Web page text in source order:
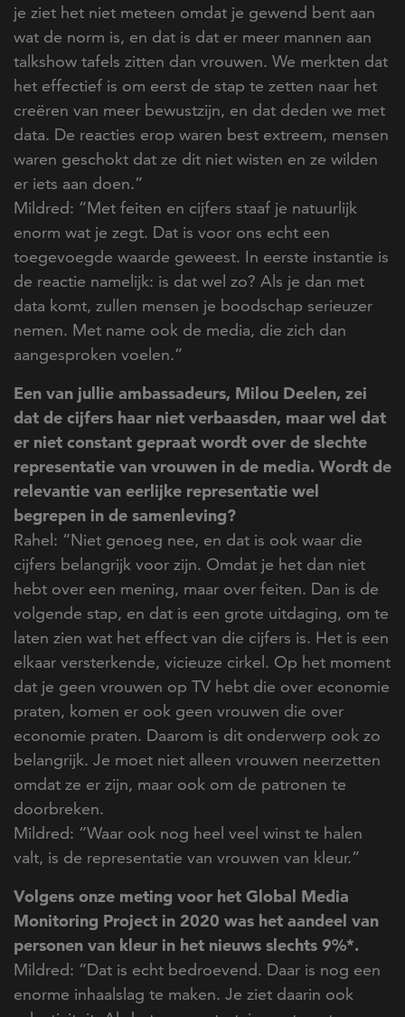
je ziet het niet meteen omdat je gewend bent aan
wat de norm is, en dat is dat er meer mannen aan
talkshow tafels zitten dan vrouwen. We merkten dat
het effectief is om eerst de stap te zetten naar het
creëren van meer bewustzijn, en dat deden we met
data. De reacties erop waren best extreem, mensen
waren geschokt dat ze dit niet wisten en ze wilden
er iets aan doen.”
Mildred: “Met feiten en cijfers staaf je natuurlijk
enorm wat je zegt. Dat is voor ons echt een
toegevoegde waarde geweest. In eerste instantie is
de reactie namelijk: is dat wel zo? Als je dan met
data komt, zullen mensen je boodschap serieuzer
nemen. Met name ook de media, die zich dan
aangesproken voelen.”
Een van jullie ambassadeurs, Milou Deelen, zei
dat de cijfers haar niet verbaasden, maar wel dat
er niet constant gepraat wordt over de slechte
representatie van vrouwen in de media. Wordt de
relevantie van eerlijke representatie wel
begrepen in de samenleving?
Rahel: “Niet genoeg nee, en dat is ook waar die
cijfers belangrijk voor zijn. Omdat je het dan niet
hebt over een mening, maar over feiten. Dan is de
volgende stap, en dat is een grote uitdaging, om te
laten zien wat het effect van die cijfers is. Het is een
elkaar versterkende, vicieuze cirkel. Op het moment
dat je geen vrouwen op TV hebt die over economie
praten, komen er ook geen vrouwen die over
economie praten. Daarom is dit onderwerp ook zo
belangrijk. Je moet niet alleen vrouwen neerzetten
omdat ze er zijn, maar ook om de patronen te
doorbreken.
Mildred: “Waar ook nog heel veel winst te halen
valt, is de representatie van vrouwen van kleur.”
Volgens onze meting voor het Global Media
Monitoring Project in 2020 was het aandeel van
personen van kleur in het nieuws slechts 9%*.
Mildred: “Dat is echt bedroevend. Daar is nog een
enorme inhaalslag te maken. Je ziet daarin ook